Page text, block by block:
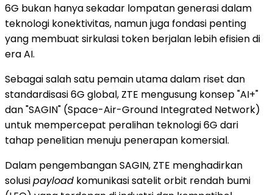
6G bukan hanya sekadar lompatan generasi dalam
teknologi konektivitas, namun juga fondasi penting
yang membuat sirkulasi token berjalan lebih efisien di
era AI.
Sebagai salah satu pemain utama dalam riset dan
standardisasi 6G global, ZTE mengusung konsep "AI+"
dan "SAGIN" (Space-Air-Ground Integrated Network)
untuk mempercepat peralihan teknologi 6G dari
tahap penelitian menuju penerapan komersial.
Dalam pengembangan SAGIN, ZTE menghadirkan
solusipayload komunikasi satelit orbit rendah bumi